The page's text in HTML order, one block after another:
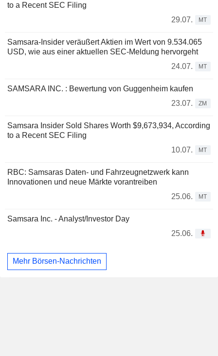
to a Recent SEC Filing
29.07.
MT
Samsara-Insider veräußert Aktien im Wert von 9.534.065
USD, wie aus einer aktuellen SEC-Meldung hervorgeht
24.07.
MT
SAMSARA INC. : Bewertung von Guggenheim kaufen
23.07.
ZM
Samsara Insider Sold Shares Worth $9,673,934, According
to a Recent SEC Filing
10.07.
MT
RBC: Samsaras Daten- und Fahrzeugnetzwerk kann
Innovationen und neue Märkte vorantreiben
25.06.
MT
Samsara Inc. - Analyst/Investor Day
25.06.
Mehr Börsen-Nachrichten